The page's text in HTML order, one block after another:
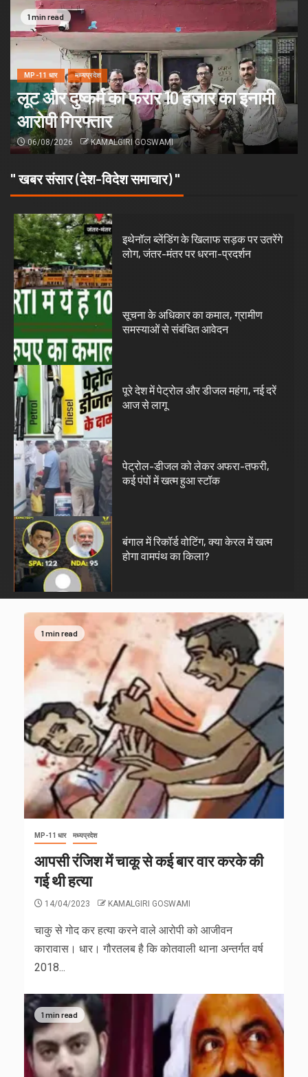
MP-04 भोपाल मध्यप्रदेश
05/08/2026 KAMALGIRI GOSWAMI
1 min read
MP-09 इंदौर मध्यप्रदेश
पुलिस की बड़ी कार्रवाई 5 सौ के नकली नोटों के
साथ आरोपी गिरफ्तार
03/08/2026 KAMALGIRI GOSWAMI
1 min read
MP-11 धार मध्यप्रदेश
रिश्वतखोरी चरम पर: आईडी पर जमीन चढ़ाने के
नाम पर भी घूस
30/07/2026
1 min read
MP-11 धार मध्यप्रदेश
लूट और दुष्कर्म का फरार 10 हजार का इनामी
आरोपी गिरफ्तार
06/08/2026 KAMALGIRI GOSWAMI
" खबर संसार (देश-विदेश समाचार) "
1
इथेनॉल ब्लेंडिंग के खिलाफ सड़क पर उतरेंगे
लोग, जंतर-मंतर पर धरना-प्रदर्शन
सूचना के अधिकार का कमाल, ग्रामीण
समस्याओं से संबंधित आवेदन
3
पूरे देश में पेट्रोल और डीजल महंगा, नई दरें
आज से लागू
4
पेट्रोल-डीजल को लेकर अफरा-तफरी,
कई पंपों में खत्म हुआ स्टॉक
5
बंगाल में रिकॉर्ड वोटिंग, क्या केरल में खत्म
होगा वामपंथ का किला?
1 min read
MP-11 धार मध्यप्रदेश
आपसी रंजिश में चाकू से कई बार वार करके की
गई थी हत्या
14/04/2023 KAMALGIRI GOSWAMI
चाकु से गोद कर हत्‍या करने वाले आरोपी को आजीवन
कारावास। धार। गौरतलब है कि कोतवाली थाना अन्तर्गत वर्ष
2018...
1 min read